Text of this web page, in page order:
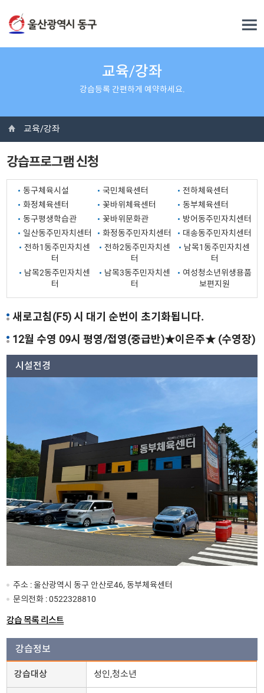
교육/강좌
강습등록 간편하게 예약하세요.
교육/강좌
강습프로그램 신청
동구체육시설 국민체육센터
전하체육센터
화정체육센터
꽃바위체육센터
동부체육센터
동구평생학습관
꽃바위문화관
방어동주민자치센터
일산동주민자치센터
화정동주민자치센터
대송동주민자치센터
전하1동주민자치센
터
전하2동주민자치센
터
남목1동주민자치센
터
남목2동주민자치센
터
남목3동주민자치센
터
여성청소년위생용품
보편지원
새로고침(F5) 시 대기 순번이 초기화됩니다.
12월 수영 09시 평영/접영(중급반)★이은주★ (수영장)
시설전경
주소 : 울산광역시 동구 안산로46, 동부체육센터
문의전화 :0522328810
강습 목록 리스트
강습정보
강습대상 성인,청소년